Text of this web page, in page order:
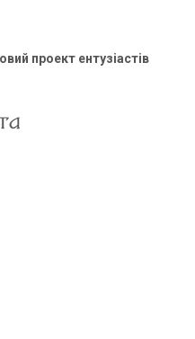
проект ентузіастів